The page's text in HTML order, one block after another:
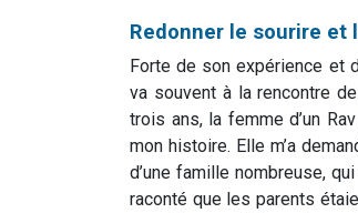
Redonner le sourire et
Forte de son expérience et
va souvent à la rencontre
trois ans, la femme d’un
mon histoire. Elle m’a
d’une famille nombreuse,
raconté que les parents